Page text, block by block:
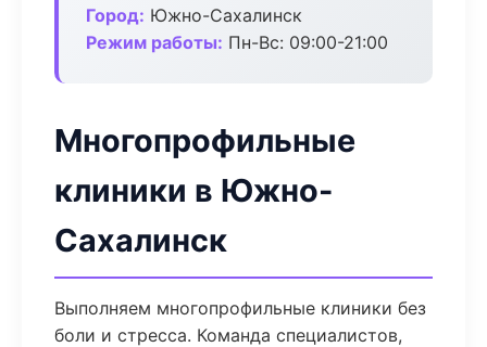
Город: Южно-Сахалинск
Режим работы: Пн-Вс: 09:00-21:00
Многопрофильные
клиники в Южно-
Сахалинск
Выполняем многопрофильные клиники без
боли и стресса. Команда специалистов,